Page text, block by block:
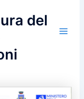
del